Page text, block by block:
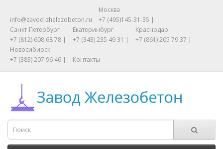
info@zavod-zhelezobeton.ru
Москва
+7 (495)145-31-35 |
Санкт-Петербург
+7 (812) 608 68 78 |
Екатеринбург
+7 (343) 235 49 31 |
Краснодар
+7 (861) 205 79 37 |
Новосибирск
+7 (383) 207 96 46 |
Контакты